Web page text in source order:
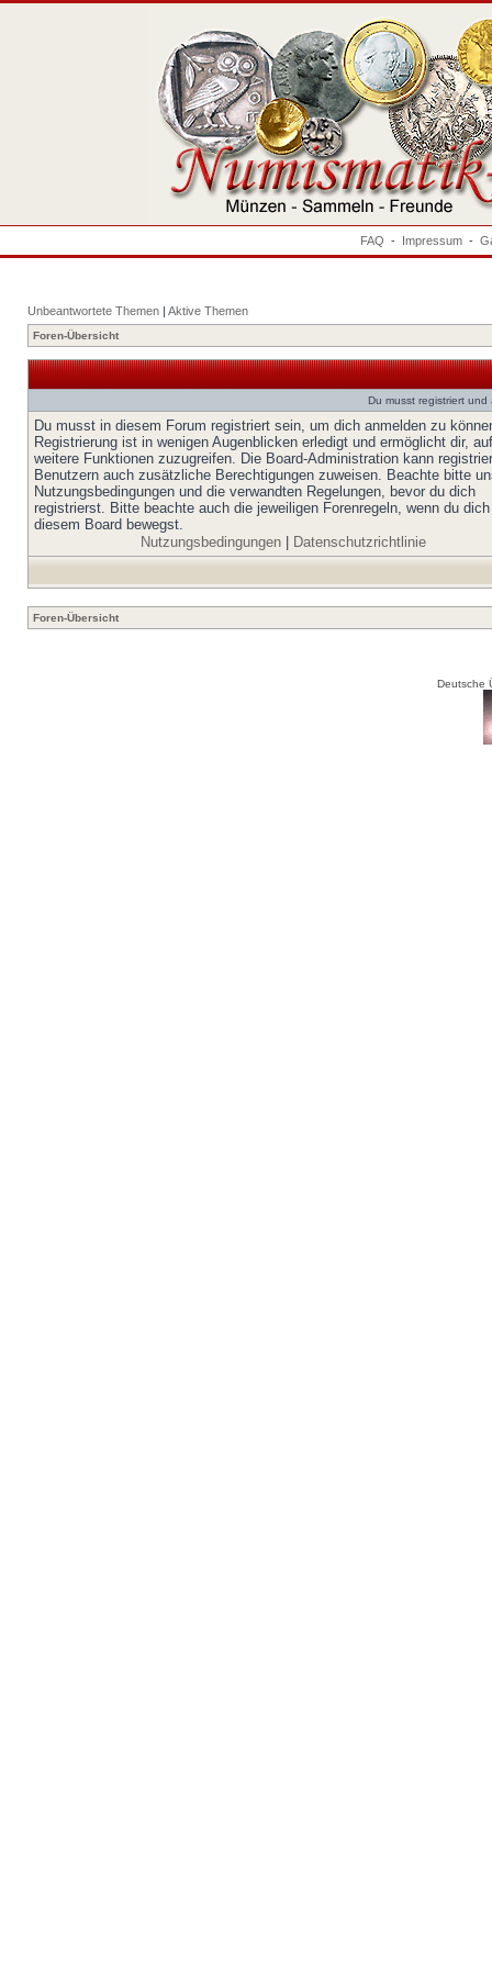
FAQ - Impressum -
Unbeantwortete Themen | Aktive Themen
Foren-Übersicht
Du musst registriert
Du musst in diesem Forum registriert sein, um dich anmelden zu
Registrierung ist in wenigen Augenblicken erledigt und ermöglicht dir, auf
weitere Funktionen zuzugreifen. Die Board-Administration kann
Benutzern auch zusätzliche Berechtigungen zuweisen. Beachte bitte
Nutzungsbedingungen und die verwandten Regelungen, bevor du dich
registrierst. Bitte beachte auch die jeweiligen Forenregeln, wenn du
diesem Board bewegst.
Nutzungsbedingungen| Datenschutzrichtlinie
Foren-Übersicht
Deutsche